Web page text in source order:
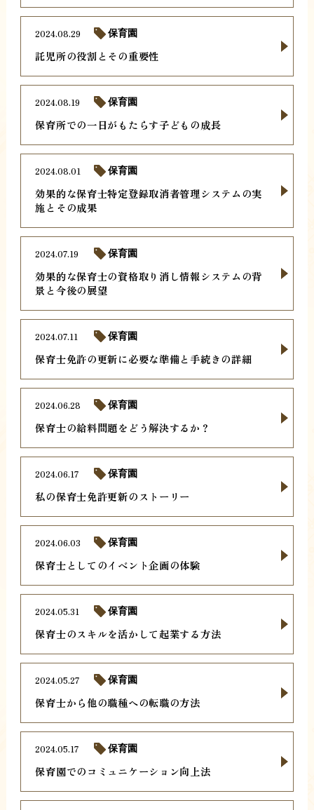
託児所の役割とその重要性
2024.08.29 保育園
保育所での一日がもたらす子どもの成長
2024.08.19 保育園
効果的な保育士特定登録取消者管理システムの実
施とその成果
2024.08.01 保育園
効果的な保育士の資格取り消し情報システムの背
景と今後の展望
2024.07.19 保育園
保育士免許の更新に必要な準備と手続きの詳細
2024.07.11 保育園
保育士の給料問題をどう解決するか？
2024.06.28 保育園
私の保育士免許更新のストーリー
2024.06.17 保育園
保育士としてのイベント企画の体験
2024.06.03 保育園
保育士のスキルを活かして起業する方法
2024.05.31 保育園
保育士から他の職種への転職の方法
2024.05.27 保育園
保育園でのコミュニケーション向上法
2024.05.17 保育園